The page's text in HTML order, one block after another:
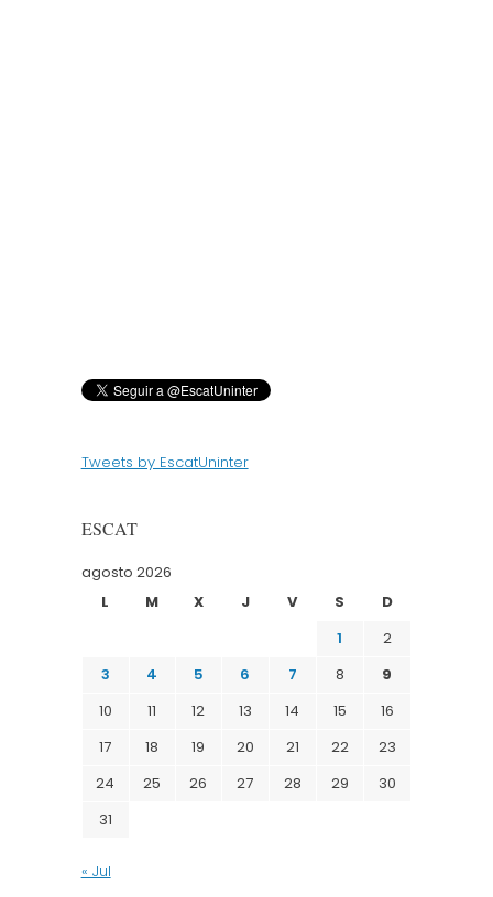
Tweets by EscatUninter
ESCAT
agosto 2026
L
M X J V S
D
1
2
3
4 5 6 7 8
9
10
11 12 13 14 15
16
17
18 19 20 21 22
23
24
25 26 27 28 29
30
31
« Jul